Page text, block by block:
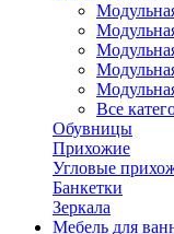
Все
Обувницы
Прихожие
Угловые
Банкетки
Зеркала
Мебель для